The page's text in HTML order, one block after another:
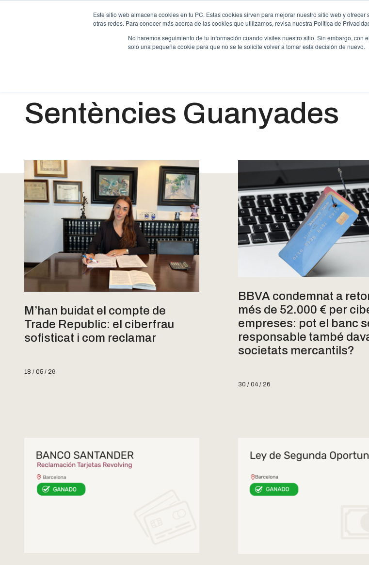
Este sitio web almacena cookies en tu PC. Estas cookies sirven para mejorar nuestro sitio web y
otras redes. Para conocer más acerca de las cookies que utilizamos, revisa nuestra Política de
No haremos seguimiento de tu información cuando visites nuestro sitio. Sin embargo, con
solo una pequeña cookie para que no se te solicite volver a tomar esta decisión de nuevo.
Sentències Guanyades
M’han buidat el compte de
Trade Republic: el ciberfrau
sofisticat i com reclamar
18 / 05 / 26
BBVA condemnat a
més de 52.000 € per
empreses: pot el banc
responsable també
societats mercantils?
30 / 04 / 26